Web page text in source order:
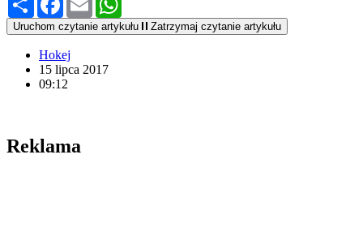
się
Uruchom czytanie artykułu Zatrzymaj czytanie artykułu
Hokej
15 lipca 2017
09:12
Reklama